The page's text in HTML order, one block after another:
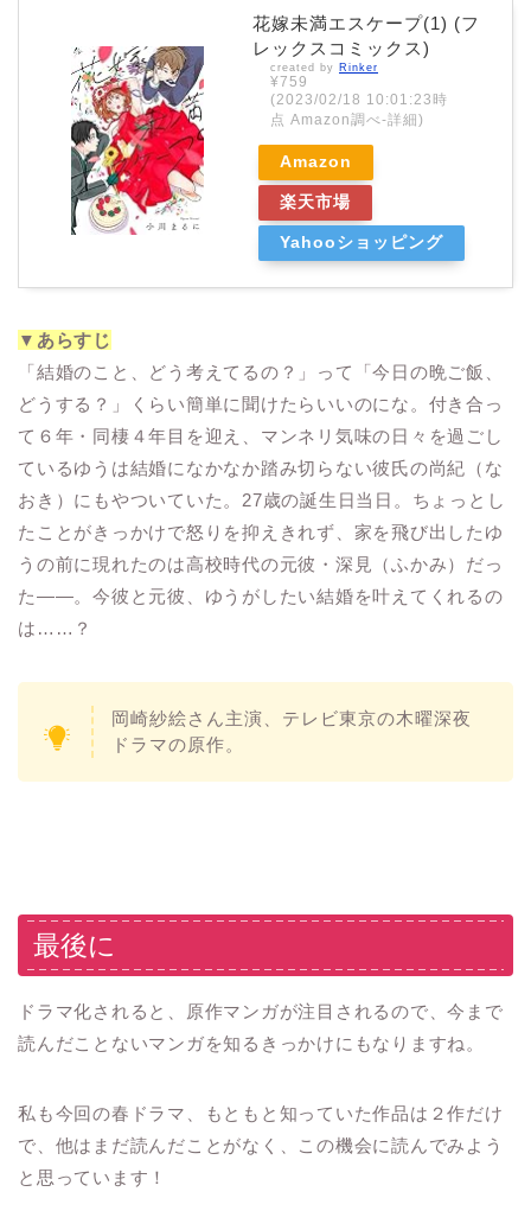
花嫁未満エスケープ(1) (フ
レックスコミックス)
created by Rinker
¥759
(2023/02/18 10:01:23時
点 Amazon調べ-詳細)
Amazon
楽天市場
Yahooショッピング
▼あらすじ
「結婚のこと、どう考えてるの？」って「今日の晩ご飯、
どうする？」くらい簡単に聞けたらいいのにな。付き合っ
て６年・同棲４年目を迎え、マンネリ気味の日々を過ごし
ているゆうは結婚になかなか踏み切らない彼氏の尚紀（な
おき）にもやついていた。27歳の誕生日当日。ちょっとし
たことがきっかけで怒りを抑えきれず、家を飛び出したゆ
うの前に現れたのは高校時代の元彼・深見（ふかみ）だっ
た――。今彼と元彼、ゆうがしたい結婚を叶えてくれるの
は……？
岡崎紗絵さん主演、テレビ東京の木曜深夜
ドラマの原作。
最後に
ドラマ化されると、原作マンガが注目されるので、今まで
読んだことないマンガを知るきっかけにもなりますね。
私も今回の春ドラマ、もともと知っていた作品は２作だけ
で、他はまだ読んだことがなく、この機会に読んでみよう
と思っています！